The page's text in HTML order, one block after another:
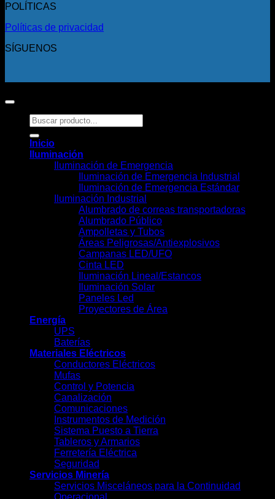
POLÍTICAS
Políticas de privacidad
SÍGUENOS
Buscar
por:
Inicio
Iluminación
Iluminación de Emergencia
Iluminación de Emergencia Industrial
Iluminación de Emergencia Estándar
Iluminación Industrial
Alumbrado de correas transportadoras
Alumbrado Público
Ampolletas y Tubos
Áreas Peligrosas/Antiexplosivos
Campanas LED/UFO
Cinta LED
Iluminación Lineal/Estancos
Iluminación Solar
Paneles Led
Proyectores de Área
Energía
UPS
Baterías
Materiales Eléctricos
Conductores Eléctricos
Mufas
Control y Potencia
Canalización
Comunicaciones
Instrumentos de Medición
Sistema Puesto a Tierra
Tableros y Armarios
Ferretería Eléctrica
Seguridad
Servicios Minería
Servicios Misceláneos para la Continuidad
Operacional